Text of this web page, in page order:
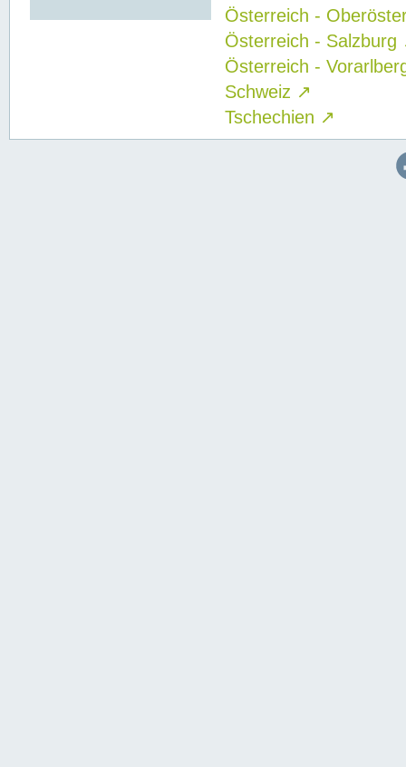
Österreich -
Österreich - Salzburg
Österreich -
Schweiz ↗
Tschechien ↗